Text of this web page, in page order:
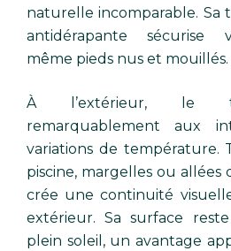
naturelle incomparable.
antidérapante sécurise
même pieds nus et mouillés.
À l’extérieur, le
remarquablement aux
variations de température.
piscine, margelles ou allées
crée une continuité
extérieur. Sa surface
plein soleil, un avantage